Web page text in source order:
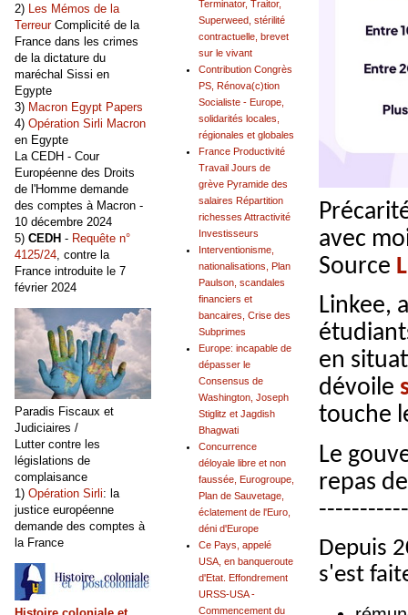
avec
Source
Linkee,
en
dévoile
touche
Le
repas
Depuis
s'est
Terminator, Traitor,
Superweed, stérilité
contractuelle, brevet
sur le vivant
Contribution Congrès
PS, Rénova(c)tion
Socialiste - Europe,
solidarités locales,
régionales et globales
France Productivité
Travail Jours de
grève Pyramide des
salaires Répartition
richesses Attractivité
Investisseurs
Interventionisme,
nationalisations, Plan
Paulson, scandales
financiers et
bancaires, Crise des
Subprimes
Europe: incapable de
dépasser le
Consensus de
Washington, Joseph
Stiglitz et Jagdish
Bhagwati
Concurrence
déloyale libre et non
faussée, Eurogroupe,
Plan de Sauvetage,
éclatement de l'Euro,
déni d'Europe
Ce Pays, appelé
USA, en banqueroute
d'Etat. Effondrement
URSS-USA -
Commencement du
2) Les Mémos de la
TerreurComplicité de la
France dans les crimes
de la dictature du
maréchal Sissi en
Egypte
3) Macron Egypt Papers
4) Opération Sirli Macron
en Egypte
La CEDH - Cour
Européenne des Droits
de l'Homme demande
des comptes à Macron -
10 décembre 2024
5) CEDH - Requête n°
4125/24, contre la
France introduite le 7
février 2024
Paradis Fiscaux et
Judiciaires /
Lutter contre les
législations de
complaisance
1) Opération Sirli: la
justice européenne
demande des comptes à
la France